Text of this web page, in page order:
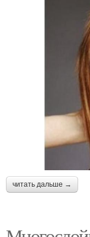
читать дальше →